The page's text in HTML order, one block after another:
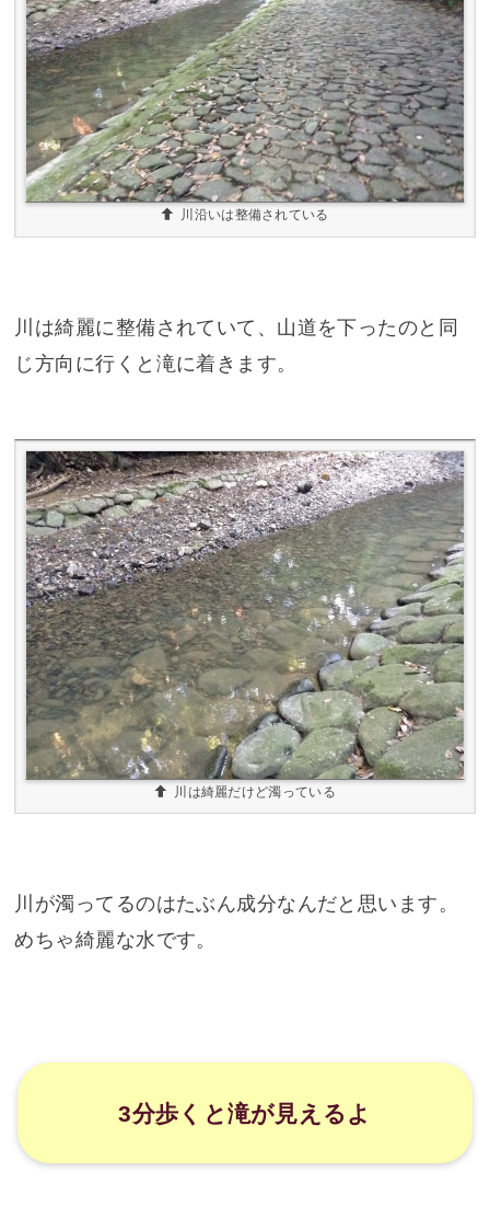
川沿いは整備されている
川は綺麗に整備されていて、山道を下ったのと同
じ方向に行くと滝に着きます。
川は綺麗だけど濁っている
川が濁ってるのはたぶん成分なんだと思います。
めちゃ綺麗な水です。
3分歩くと滝が見えるよ